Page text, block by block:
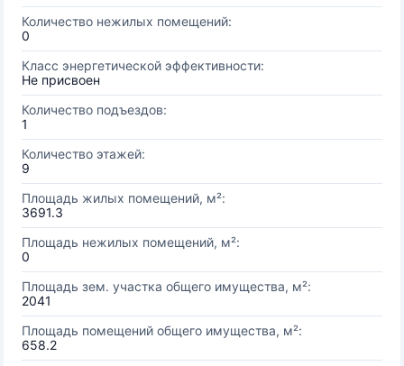
Количество нежилых помещений:
0
Класс энергетической эффективности:
Не присвоен
Количество подъездов:
1
Количество этажей:
9
Площадь жилых помещений, м²:
3691.3
Площадь нежилых помещений, м²:
0
Площадь зем. участка общего имущества, м²:
2041
Площадь помещений общего имущества, м²:
658.2